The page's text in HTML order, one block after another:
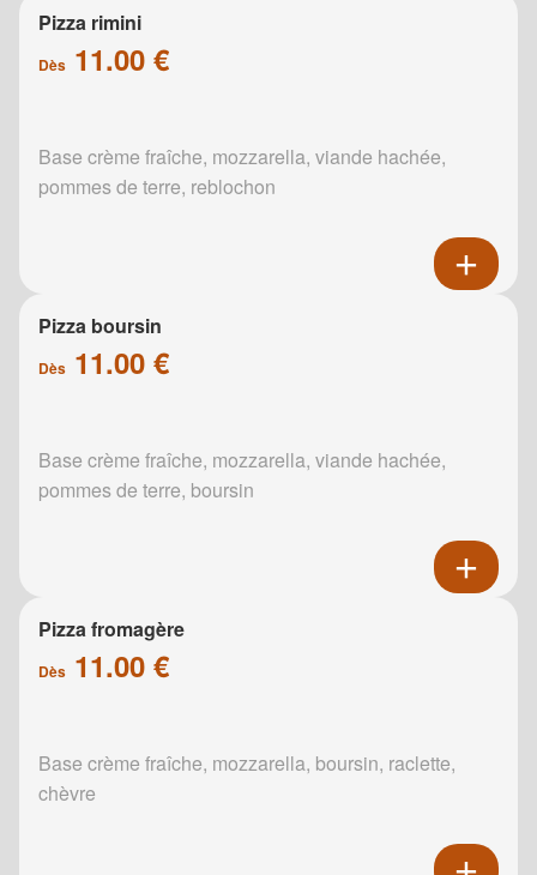
Pizza rimini
Dès 11.00 €
Base crème fraîche, mozzarella, viande hachée,
pommes de terre, reblochon
Pizza boursin
Dès 11.00 €
Base crème fraîche, mozzarella, viande hachée,
pommes de terre, boursin
Pizza fromagère
Dès 11.00 €
Base crème fraîche, mozzarella, boursin, raclette,
chèvre